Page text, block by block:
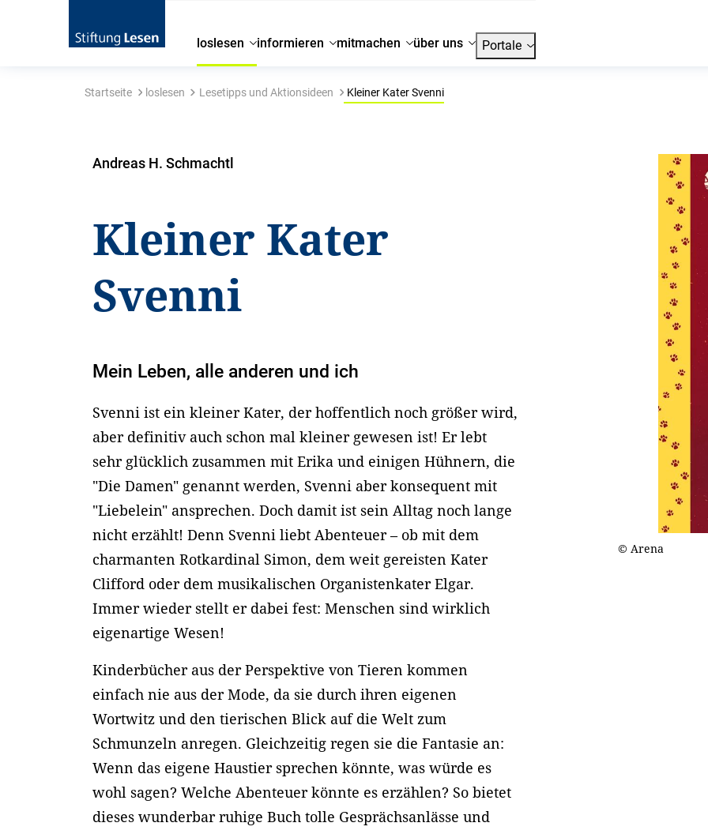
loslesen informieren mitmachen über uns Portale
Startseite loslesen Lesetipps und Aktionsideen Kleiner Kater Svenni
Andreas H. Schmachtl
Kleiner Kater
Svenni
Mein Leben, alle anderen und ich
Svenni ist ein kleiner Kater, der hoffentlich noch größer wird,
aber definitiv auch schon mal kleiner gewesen ist! Er lebt
sehr glücklich zusammen mit Erika und einigen Hühnern, die
"Die Damen" genannt werden, Svenni aber konsequent mit
"Liebelein" ansprechen. Doch damit ist sein Alltag noch lange
nicht erzählt! Denn Svenni liebt Abenteuer – ob mit dem
charmanten Rotkardinal Simon, dem weit gereisten Kater
Clifford oder dem musikalischen Organistenkater Elgar.
Immer wieder stellt er dabei fest: Menschen sind wirklich
eigenartige Wesen!
Kinderbücher aus der Perspektive von Tieren kommen
einfach nie aus der Mode, da sie durch ihren eigenen
Wortwitz und den tierischen Blick auf die Welt zum
Schmunzeln anregen. Gleichzeitig regen sie die Fantasie an:
Wenn das eigene Haustier sprechen könnte, was würde es
wohl sagen? Welche Abenteuer könnte es erzählen? So bietet
dieses wunderbar ruhige Buch tolle Gesprächsanlässe und
© Arena